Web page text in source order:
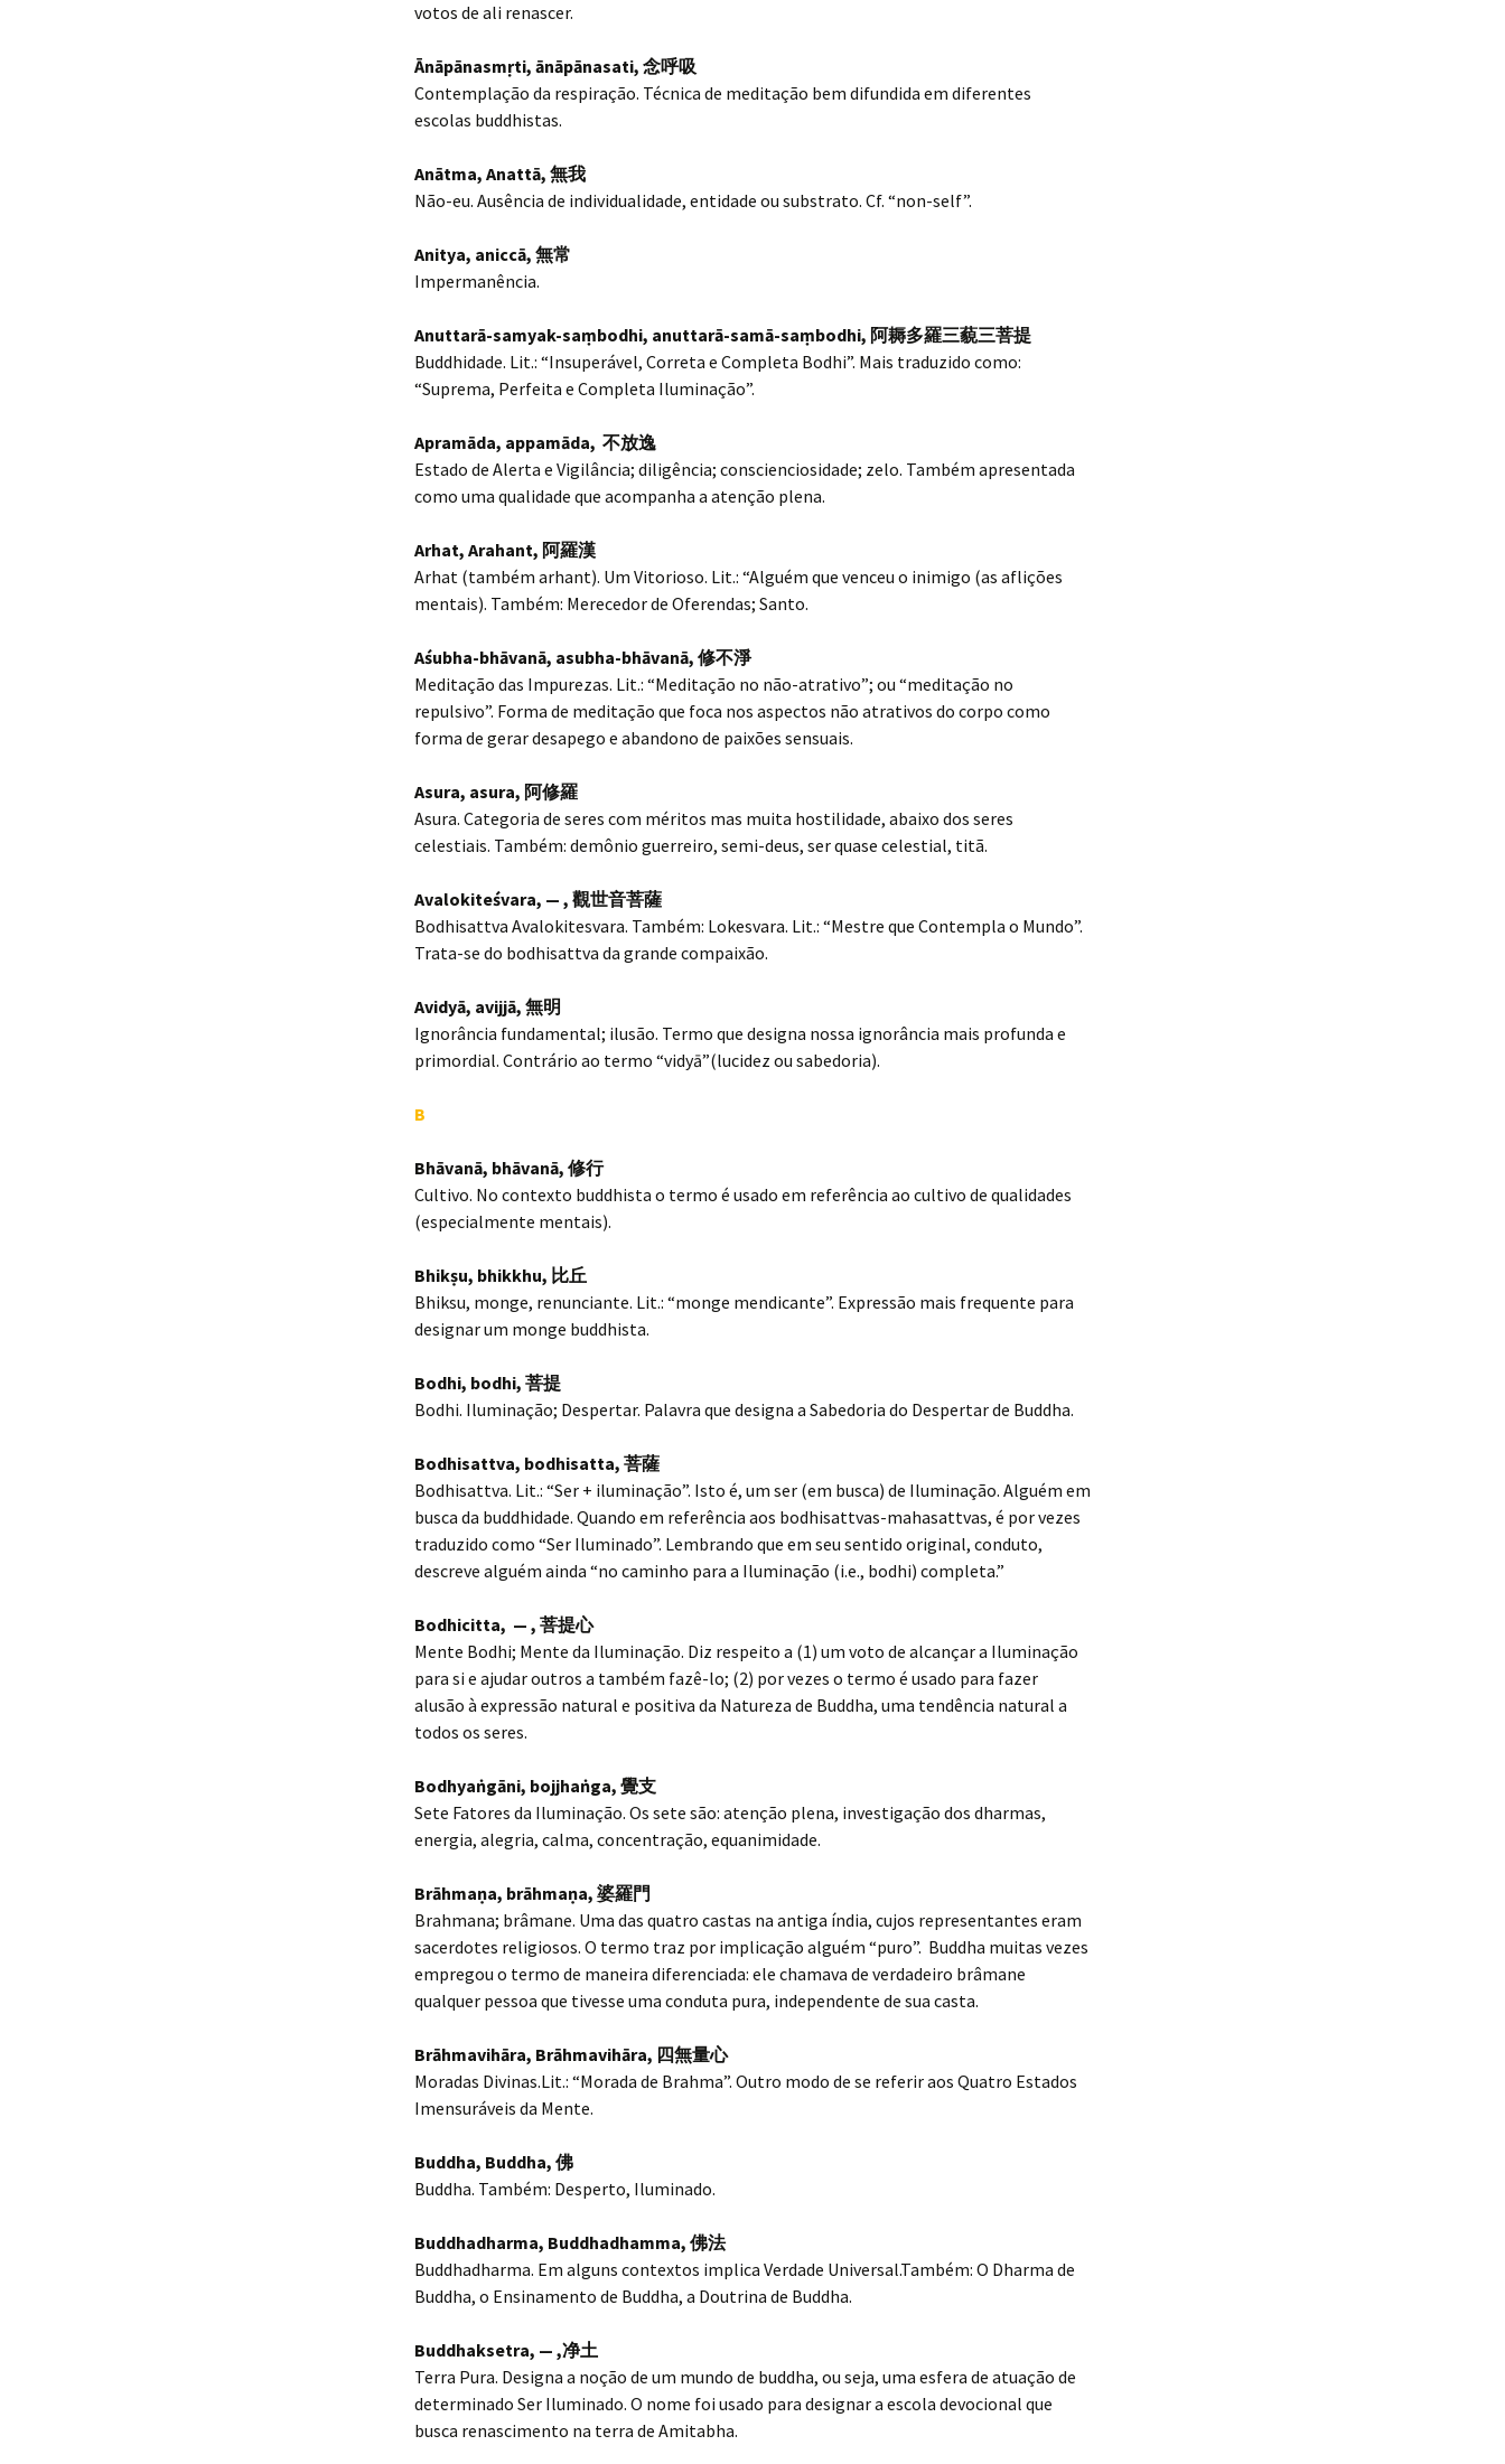
votos de ali renascer.
Ānāpānasmṛti, ānāpānasati, 念呼吸
Contemplação da respiração. Técnica de meditação bem difundida em diferentes
escolas buddhistas.
Anātma, Anattā, 無我
Não-eu. Ausência de individualidade, entidade ou substrato. Cf. “non-self”.
Anitya, aniccā, 無常
Impermanência.
Anuttarā-samyak-saṃbodhi, anuttarā-samā-saṃbodhi, 阿耨多羅三藐三菩提
Buddhidade. Lit.: “Insuperável, Correta e Completa Bodhi”. Mais traduzido como:
“Suprema, Perfeita e Completa Iluminação”.
Apramāda, appamāda, 不放逸
Estado de Alerta e Vigilância; diligência; conscienciosidade; zelo. Também apresentada
como uma qualidade que acompanha a atenção plena.
Arhat, Arahant, 阿羅漢
Arhat (também arhant). Um Vitorioso. Lit.: “Alguém que venceu o inimigo (as aflições
mentais). Também: Merecedor de Oferendas; Santo.
Aśubha-bhāvanā, asubha-bhāvanā, 修不淨
Meditação das Impurezas. Lit.: “Meditação no não-atrativo”; ou “meditação no
repulsivo”. Forma de meditação que foca nos aspectos não atrativos do corpo como
forma de gerar desapego e abandono de paixões sensuais.
Asura, asura, 阿修羅
Asura. Categoria de seres com méritos mas muita hostilidade, abaixo dos seres
celestiais. Também: demônio guerreiro, semi-deus, ser quase celestial, titã.
Avalokiteśvara, — , 觀世音菩薩
Bodhisattva Avalokitesvara. Também: Lokesvara. Lit.: “Mestre que Contempla o Mundo”.
Trata-se do bodhisattva da grande compaixão.
Avidyā, avijjā, 無明
Ignorância fundamental; ilusão. Termo que designa nossa ignorância mais profunda e
primordial. Contrário ao termo “vidyā”(lucidez ou sabedoria).
B
Bhāvanā, bhāvanā, 修行
Cultivo. No contexto buddhista o termo é usado em referência ao cultivo de qualidades
(especialmente mentais).
Bhikṣu, bhikkhu, 比丘
Bhiksu, monge, renunciante. Lit.: “monge mendicante”. Expressão mais frequente para
designar um monge buddhista.
Bodhi, bodhi, 菩提
Bodhi. Iluminação; Despertar. Palavra que designa a Sabedoria do Despertar de Buddha.
Bodhisattva, bodhisatta, 菩薩
Bodhisattva. Lit.: “Ser + iluminação”. Isto é, um ser (em busca) de Iluminação. Alguém em
busca da buddhidade. Quando em referência aos bodhisattvas-mahasattvas, é por vezes
traduzido como “Ser Iluminado”. Lembrando que em seu sentido original, conduto,
descreve alguém ainda “no caminho para a Iluminação (i.e., bodhi) completa.”
Bodhicitta, — , 菩提心
Mente Bodhi; Mente da Iluminação. Diz respeito a (1) um voto de alcançar a Iluminação
para si e ajudar outros a também fazê-lo; (2) por vezes o termo é usado para fazer
alusão à expressão natural e positiva da Natureza de Buddha, uma tendência natural a
todos os seres.
Bodhyaṅgāni, bojjhaṅga, 覺支
Sete Fatores da Iluminação. Os sete são: atenção plena, investigação dos dharmas,
energia, alegria, calma, concentração, equanimidade.
Brāhmaṇa, brāhmaṇa, 婆羅門
Brahmana; brâmane. Uma das quatro castas na antiga índia, cujos representantes eram
sacerdotes religiosos. O termo traz por implicação alguém “puro”. Buddha muitas vezes
empregou o termo de maneira diferenciada: ele chamava de verdadeiro brâmane
qualquer pessoa que tivesse uma conduta pura, independente de sua casta.
Brāhmavihāra, Brāhmavihāra, 四無量心
Moradas Divinas.Lit.: “Morada de Brahma”. Outro modo de se referir aos Quatro Estados
Imensuráveis da Mente.
Buddha, Buddha, 佛
Buddha. Também: Desperto, Iluminado.
Buddhadharma, Buddhadhamma, 佛法
Buddhadharma. Em alguns contextos implica Verdade Universal.Também: O Dharma de
Buddha, o Ensinamento de Buddha, a Doutrina de Buddha.
Buddhaksetra, — ,净土
Terra Pura. Designa a noção de um mundo de buddha, ou seja, uma esfera de atuação de
determinado Ser Iluminado. O nome foi usado para designar a escola devocional que
busca renascimento na terra de Amitabha.